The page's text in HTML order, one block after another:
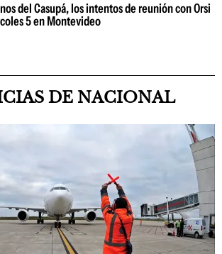
del Casupá, los intentos de reunión con Orsi
5 en Montevideo
DE NACIONAL